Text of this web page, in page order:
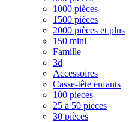
1000 pièces
1500 pièces
2000 pièces et plus
150 mini
Famille
3d
Accessoires
Casse-tête enfants
100 pieces
25 a 50 pieces
30 pièces